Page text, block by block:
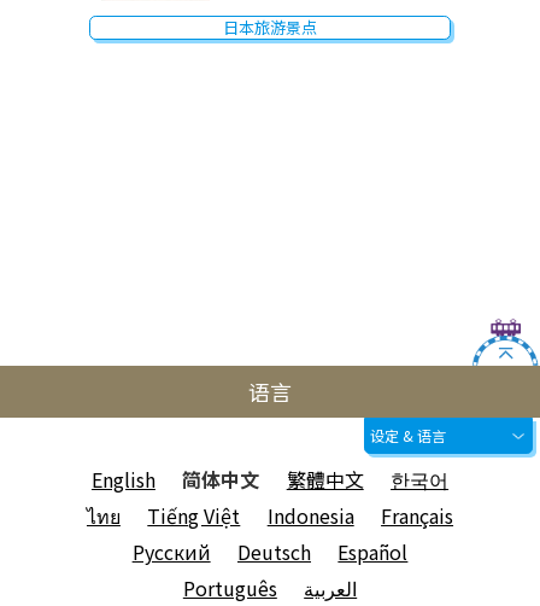
日本旅游景点
语言
设定 & 语言
English 简体中文 繁體中文
한국어
ไทย
Tiếng Việt Indonesia
Français
Русский
Deutsch
Español
Português
العربية